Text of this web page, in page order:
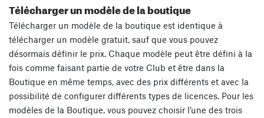
Télécharger un modèle de la boutique
Télécharger un modèle de la boutique est identique à
télécharger un modèle gratuit, sauf que vous pouvez
désormais définir le prix. Chaque modèle peut être défini à la
fois comme faisant partie de votre Club et être dans la
Boutique en même temps, avec des prix différents et avec la
possibilité de configurer différents types de licences. Pour les
modèles de la Boutique, vous pouvez choisir l’une des trois